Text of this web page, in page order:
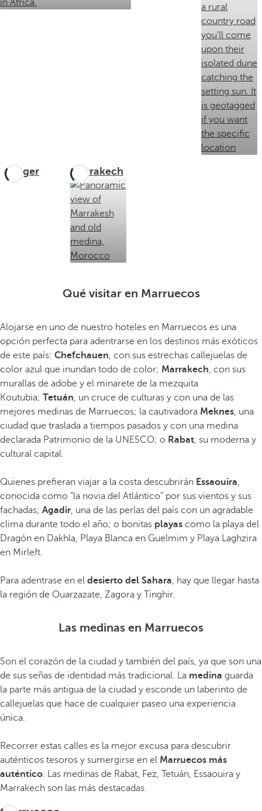
Tanger Marrakech
Qué visitar en Marruecos
Alojarse en uno de nuestro hoteles en Marruecos es una
opción perfecta para adentrarse en los destinos más exóticos
de este país: Chefchauen, con sus estrechas callejuelas de
color azul que inundan todo de color; Marrakech, con sus
murallas de adobe y el minarete de la mezquita
Koutubia; Tetuán, un cruce de culturas y con una de las
mejores medinas de Marruecos; la cautivadora Meknes, una
ciudad que traslada a tiempos pasados y con una medina
declarada Patrimonio de la UNESCO; o Rabat, su moderna y
cultural capital.
Quienes prefieran viajar a la costa descubrirán Essaouira,
conocida como “la novia del Atlántico” por sus vientos y sus
fachadas; Agadir, una de las perlas del país con un agradable
clima durante todo el año; o bonitas playas como la playa del
Dragón en Dakhla, Playa Blanca en Guelmim y Playa Laghzira
en Mirleft.
Para adentrase en el desierto del Sahara, hay que llegar hasta
la región de Ouarzazate, Zagora y Tinghir.
Las medinas en Marruecos
Son el corazón de la ciudad y también del país, ya que son una
de sus señas de identidad más tradicional. La medina guarda
la parte más antigua de la ciudad y esconde un laberinto de
callejuelas que hace de cualquier paseo una experiencia
única.
Recorrer estas calles es la mejor excusa para descubrir
auténticos tesoros y sumergirse en el Marruecos más
auténtico. Las medinas de Rabat, Fez, Tetuán, Essaouira y
Marrakech son las más destacadas.